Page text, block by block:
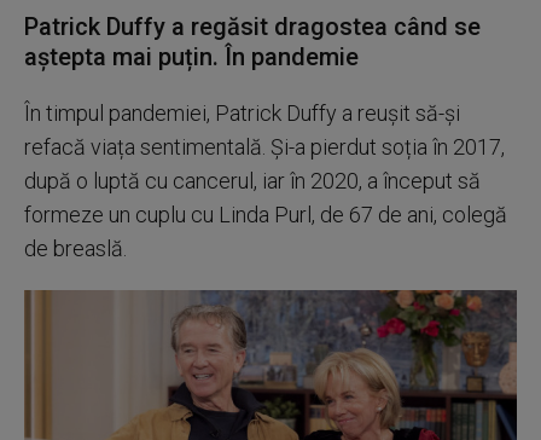
Patrick Duffy a regăsit dragostea când se
aștepta mai puțin. În pandemie
În timpul pandemiei, Patrick Duffy a reușit să-și
refacă viața sentimentală. Și-a pierdut soția în 2017,
după o luptă cu cancerul, iar în 2020, a început să
formeze un cuplu cu Linda Purl, de 67 de ani, colegă
de breaslă.